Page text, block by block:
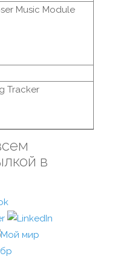
Music Module
Tracker
в